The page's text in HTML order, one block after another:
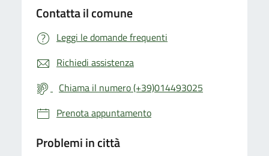
Contatta il comune
Leggi le domande frequenti
Richiedi assistenza
Chiama il numero (+39)014493025
Prenota appuntamento
Problemi in città